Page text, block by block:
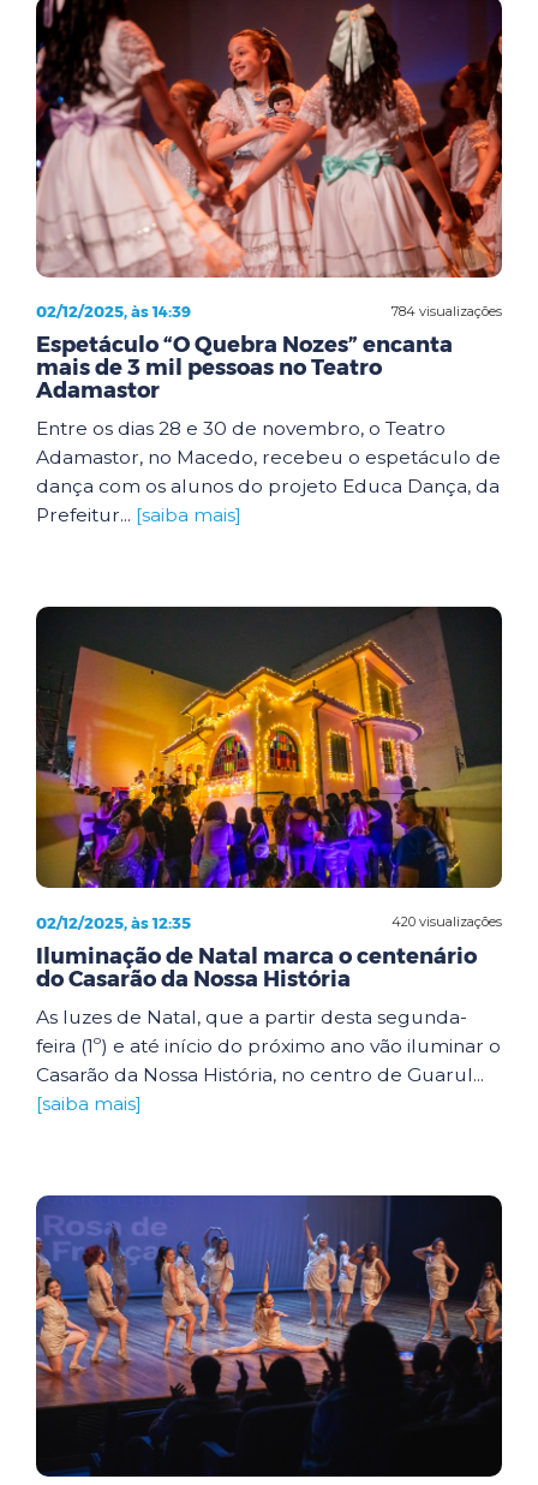
784 visualizações
02/12/2025, às 14:39
Espetáculo “O Quebra Nozes” encanta
mais de 3 mil pessoas no Teatro
Adamastor
Entre os dias 28 e 30 de novembro, o Teatro
Adamastor, no Macedo, recebeu o espetáculo de
dança com os alunos do projeto Educa Dança, da
Prefeitur... [saiba mais]
420 visualizações
02/12/2025, às 12:35
Iluminação de Natal marca o centenário
do Casarão da Nossa História
As luzes de Natal, que a partir desta segunda-
feira (1º) e até início do próximo ano vão iluminar o
Casarão da Nossa História, no centro de Guarul...
[saiba mais]